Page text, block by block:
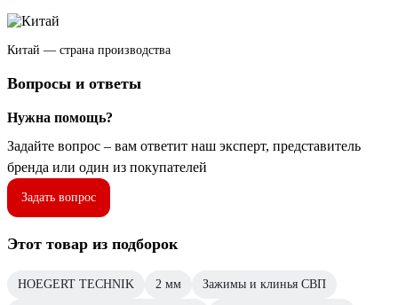
Китай — страна производства
Вопросы и ответы
Нужна помощь?
Задайте вопрос – вам ответит наш эксперт, представитель
бренда или один из покупателей
Задать вопрос
Этот товар из подборок
HOEGERT TECHNIK 2 мм Зажимы и клинья СВП